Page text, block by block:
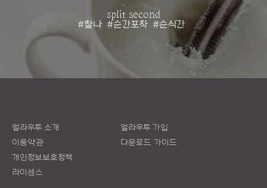
split second
#찰나 #순간포착 #순식간
얼라우투 소개
이용약관
개인정보보호정책
라이센스
얼라우투 가입
다운로드 가이드